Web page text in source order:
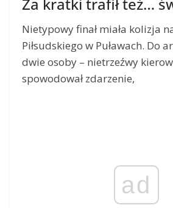
Za kratki trafił też…
Nietypowy finał miała kolizja
Piłsudskiego w Puławach. Do
dwie osoby – nietrzeźwy
spowodował zdarzenie,
ad